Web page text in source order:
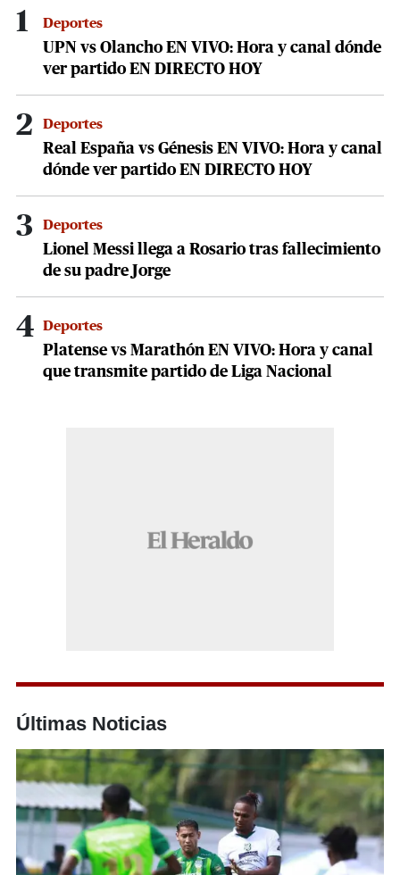
1 Deportes
UPN vs Olancho EN VIVO: Hora y canal dónde
ver partido EN DIRECTO HOY
2 Deportes
Real España vs Génesis EN VIVO: Hora y canal
dónde ver partido EN DIRECTO HOY
3 Deportes
Lionel Messi llega a Rosario tras fallecimiento
de su padre Jorge
4 Deportes
Platense vs Marathón EN VIVO: Hora y canal
que transmite partido de Liga Nacional
Últimas Noticias